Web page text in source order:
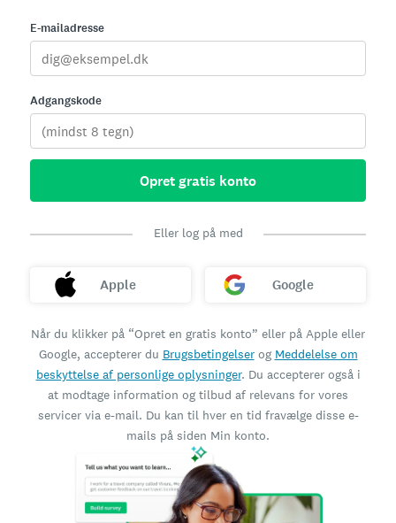
E-mailadresse
Adgangskode
Opret gratis konto
Eller log på med
Apple Google
Når du klikker på “Opret en gratis konto” eller på Apple eller
Google, accepterer du Brugsbetingelserog Meddelelse om
beskyttelse af personlige oplysninger. Du accepterer også i
at modtage information og tilbud af relevans for vores
servicer via e-mail. Du kan til hver en tid fravælge disse e-
mails på siden Min konto.